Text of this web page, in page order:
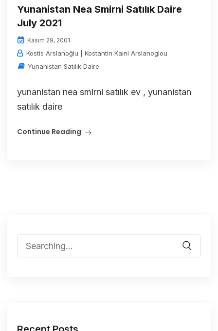
Yunanistan Nea Smirni Satılık Daire
July 2021
Kasım 29, 2001
Kostis Arslanoğlu | Kostantin Kaini Arslanoglou
Yunanistan Satılık Daire
yunanistan nea smirni satılık ev , yunanistan
satılık daire
Continue Reading